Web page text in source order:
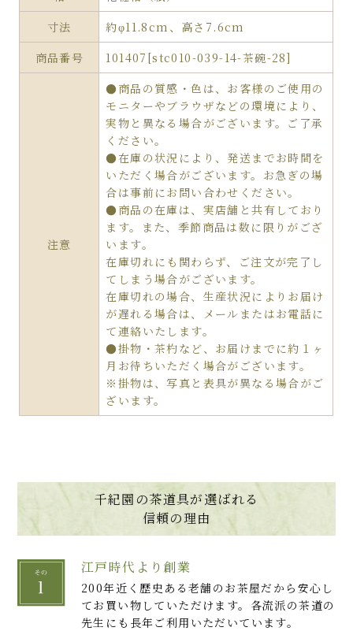
寸法
約φ11.8cm、高さ7.6cm
商品番号
101407[stc010-039-14-茶碗-28]
注意
●商品の質感・色は、お客様のご使用の
モニターやブラウザなどの環境により、
実物と異なる場合がございます。ご了承
ください。
●在庫の状況により、発送までお時間を
いただく場合がございます。お急ぎの場
合は事前にお問い合わせください。
●商品の在庫は、実店舗と共有しており
ます。また、季節商品は数に限りがござ
います。
在庫切れにも関わらず、ご注文が完了し
てしまう場合がございます。
在庫切れの場合、生産状況によりお届け
が遅れる場合は、メールまたはお電話に
て連絡いたします。
●掛物・茶杓など、お届けまでに約１ヶ
月お待ちいただく場合がございます。
※掛物は、写真と表具が異なる場合がご
ざいます。
千紀園の茶道具が選ばれる
信頼の理由
江戸時代より創業
200年近く歴史ある老舗のお茶屋だから安心し
てお買い物していただけます。各流派の茶道の
先生にも長年ご利用いただいています。